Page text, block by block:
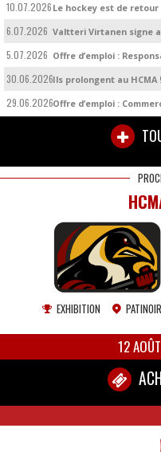
10.07.2026 Le hockey est de retour
6.07.2026 Valtteri Virtanen signe
5.07.2026 Offre d’emploi :
30.06.2026Ils prolongent au HCMA !
29.06.2026Offre d’emploi :
EXHIBITION
12